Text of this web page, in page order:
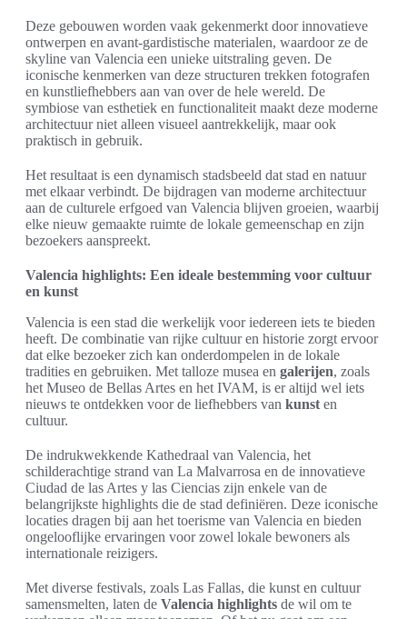
Deze gebouwen worden vaak gekenmerkt door innovatieve
ontwerpen en avant-gardistische materialen, waardoor ze de
skyline van Valencia een unieke uitstraling geven. De
iconische kenmerken van deze structuren trekken fotografen
en kunstliefhebbers aan van over de hele wereld. De
symbiose van esthetiek en functionaliteit maakt deze moderne
architectuur niet alleen visueel aantrekkelijk, maar ook
praktisch in gebruik.
Het resultaat is een dynamisch stadsbeeld dat stad en natuur
met elkaar verbindt. De bijdragen van moderne architectuur
aan de culturele erfgoed van Valencia blijven groeien, waarbij
elke nieuw gemaakte ruimte de lokale gemeenschap en zijn
bezoekers aanspreekt.
Valencia highlights: Een ideale bestemming voor cultuur
en kunst
Valencia is een stad die werkelijk voor iedereen iets te bieden
heeft. De combinatie van rijke cultuur en historie zorgt ervoor
dat elke bezoeker zich kan onderdompelen in de lokale
tradities en gebruiken. Met talloze musea en galerijen, zoals
het Museo de Bellas Artes en het IVAM, is er altijd wel iets
nieuws te ontdekken voor de liefhebbers van kunst en
cultuur.
De indrukwekkende Kathedraal van Valencia, het
schilderachtige strand van La Malvarrosa en de innovatieve
Ciudad de las Artes y las Ciencias zijn enkele van de
belangrijkste highlights die de stad definiëren. Deze iconische
locaties dragen bij aan het toerisme van Valencia en bieden
ongelooflijke ervaringen voor zowel lokale bewoners als
internationale reizigers.
Met diverse festivals, zoals Las Fallas, die kunst en cultuur
samensmelten, laten de Valencia highlights de wil om te